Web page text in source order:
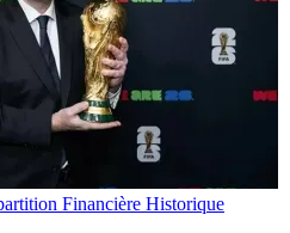
Financière Historique